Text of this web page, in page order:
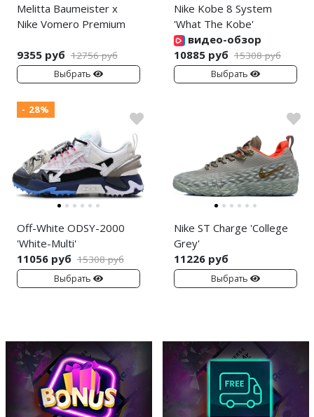
Melitta Baumeister x
Nike Vomero Premium
9355 руб 12756 руб
Выбрать
Nike Kobe 8 System
'What The Kobe'
видео-обзор
10885 руб 15308 руб
Выбрать
- 28%
Off-White ODSY-2000
'White-Multi'
11056 руб 15308 руб
Выбрать
Nike ST Charge 'College
Grey'
11226 руб
Выбрать